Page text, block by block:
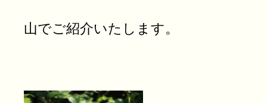
山でご紹介いたします。